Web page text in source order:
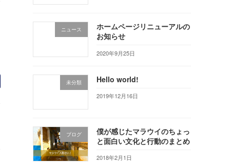
ニュース
ホームページリニューアルの
お知らせ
2020年9月25日
未分類 Hello world!
2019年12月16日
ブログ
僕が感じたマラウイのちょっ
と面白い文化と行動のまとめ
2018年2月1日